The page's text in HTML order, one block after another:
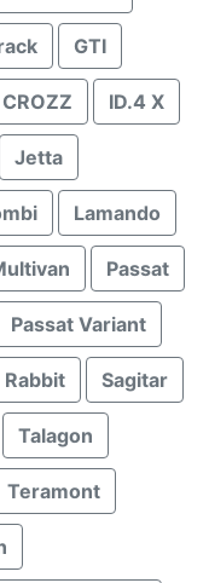
GTI
ID.4 X
Jetta
Lamando
Passat
Passat Variant
Rabbit Sagitar
Talagon
Teramont